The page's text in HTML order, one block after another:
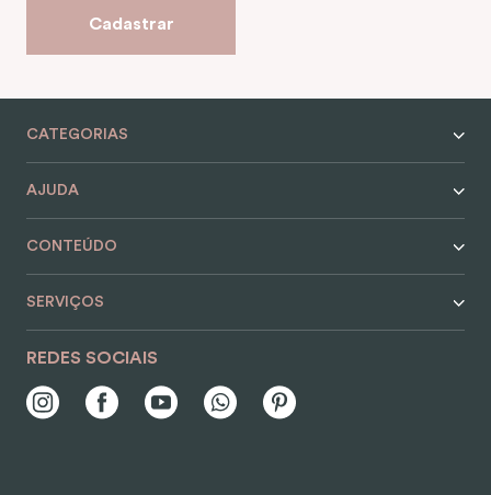
Cadastrar
CATEGORIAS
AJUDA
CONTEÚDO
SERVIÇOS
REDES SOCIAIS